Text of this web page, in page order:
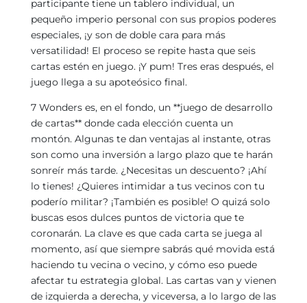
participante tiene un tablero individual, un
pequeño imperio personal con sus propios poderes
especiales, ¡y son de doble cara para más
versatilidad! El proceso se repite hasta que seis
cartas estén en juego. ¡Y pum! Tres eras después, el
juego llega a su apoteósico final.
7 Wonders es, en el fondo, un **juego de desarrollo
de cartas** donde cada elección cuenta un
montón. Algunas te dan ventajas al instante, otras
son como una inversión a largo plazo que te harán
sonreír más tarde. ¿Necesitas un descuento? ¡Ahí
lo tienes! ¿Quieres intimidar a tus vecinos con tu
poderío militar? ¡También es posible! O quizá solo
buscas esos dulces puntos de victoria que te
coronarán. La clave es que cada carta se juega al
momento, así que siempre sabrás qué movida está
haciendo tu vecina o vecino, y cómo eso puede
afectar tu estrategia global. Las cartas van y vienen
de izquierda a derecha, y viceversa, a lo largo de las